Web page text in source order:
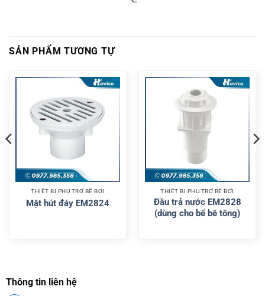
SẢN PHẨM TƯƠNG TỰ
THIẾT BỊ PHỤ TRỢ BỂ BƠI
Mặt hút đáy EM2824
THIẾT BỊ PHỤ TRỢ BỂ BƠI
Đầu trả nước EM2828
(dùng cho bể bê tông)
Thông tin liên hệ